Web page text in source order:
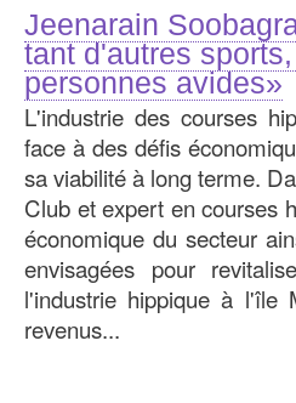
Jeenarain
tant d'autres
personnes avides»
L'industrie des courses
face à des défis
sa viabilité à long terme.
Club et expert en courses
économique du secteur
envisagées pour
l'industrie hippique à l'île
revenus...